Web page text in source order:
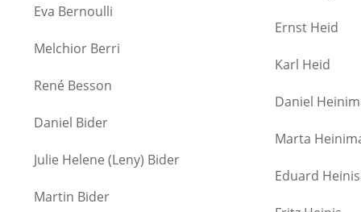
Eva Bernoulli
Melchior Berri
René Besson
Daniel Bider
Julie Helene (Leny) Bider
Martin Bider
Ernst Heid
Karl Heid
Daniel
Marta
Eduard Heinis